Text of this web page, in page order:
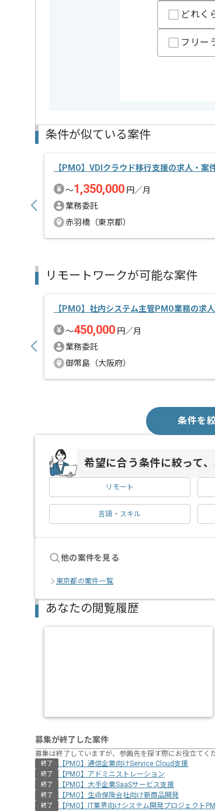
どれく
フリー
条件が似ている案件
【PMO】VDIクラウド移行支援の求人・案
〜1,350,000 円／月
業務委託
赤羽橋（東京都）
リモートワークが可能な案件
【PMO】社内システム主管PMO業務の求
〜450,000 円／月
業務委託
御幣島（大阪府）
条件を
希望に合う条件に絞って
リモート
言語・スキル
他の案件を見る
東京都の案件一覧
あなたの閲覧履歴
募集が終了した案件
募集は終了していますが、参画先を探す際にお役立てく
終了 【PMO】通信企業向けService Cloud支援
終了 【PMO】アドミニストレーション
終了 【PMO】大手企業SaaSサービス支援
終了 【PMO】生命保険会社向け新商品開発
終了 【PMO】IT業界向けシステム開発プロジェクト